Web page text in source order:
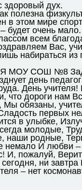
здоровый дух.
полезна
в этом мире
будет очень мало.
всем
Вас,
набираться из
МОУ СОШ №8
день
День
что дороги нам
Мы обязаны,
первых
в улыбке,
молодые,
наши родные,
немало И любви –
И, пожалуй,
ни завтра
– нет